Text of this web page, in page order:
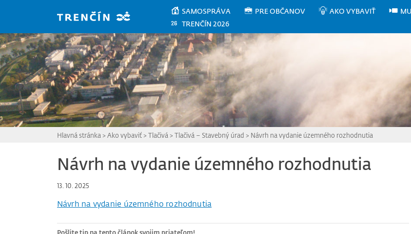
SAMOSPRÁVA PRE OBČANOV AKO VYBAVIŤ
TRENČÍN 2026
Hlavná stránka > Ako vybaviť> Tlačivá > Tlačivá – Stavebný úrad > Návrh na vydanie územného rozhodnutia
Návrh na vydanie územného rozhodnutia
13. 10. 2025
Návrh na vydanie územného rozhodnutia
Pošlite tip na tento článok svojim priateľom!